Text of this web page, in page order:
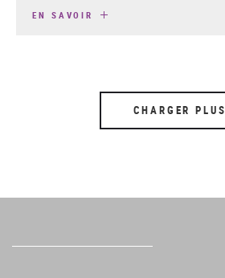
EN SAVOIR
CHARGER PLUS